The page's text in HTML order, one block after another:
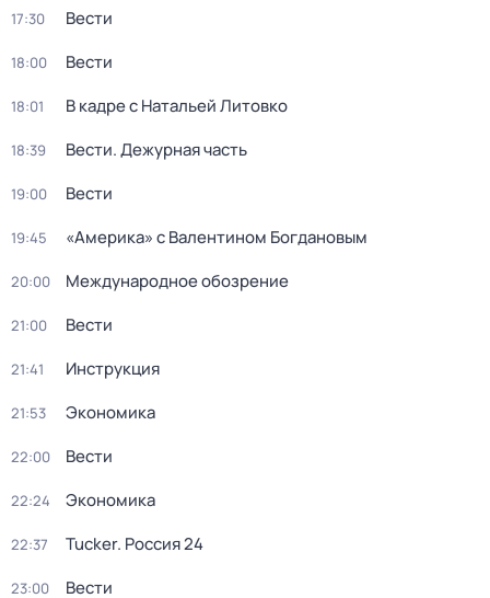
17:30 Вести
18:00 Вести
18:01 В кадре с Натальей Литовко
18:39 Вести. Дежурная часть
19:00 Вести
19:45 «Америка» с Валентином Богдановым
20:00 Международное обозрение
21:00 Вести
21:41 Инструкция
21:53 Экономика
22:00 Вести
22:24 Экономика
22:37 Tucker. Россия 24
23:00 Вести